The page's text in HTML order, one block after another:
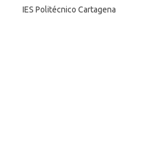
IES Politécnico Cartagena